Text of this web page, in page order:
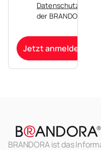
der BRANDORA zu.
Jetzt anmelden
BRANDORA ist das